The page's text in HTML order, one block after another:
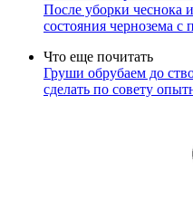
После уборки чеснока
состояния чернозема
Что еще почитать
Груши обрубаем до
сделать по совету